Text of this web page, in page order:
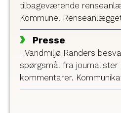
tilbageværende
Kommune.
spildevand fra den
og en smule fra Mariager
Presse
I Vandmiljø Randers
spørgsmål fra
kommentarer.
Randers kan hurtigt sætte